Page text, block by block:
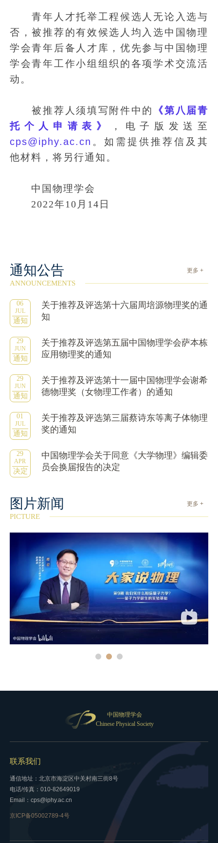
青年人才托举工程候选人无论入选与
否，被推荐的有效候选人均入选中国物理
学会青年后备人才库，优先参与中国物理
学会青年工作小组组织的各项学术交流活
动。
被推荐人须填写附件中的
《第八届青
托个人申请表》
，电子版发送至
cps@iphy.ac.cn 。如需提供推荐信及其
他材料，将另行通知。
中国物理学会
2022年10月14日
通知公告 更多 +
ANNOUNCEMENTS
06
JUL
通知
关于推荐及评选第十六届周培源物理奖的通
知
29
JUN
通知
关于推荐及评选第五届中国物理学会萨本栋
应用物理奖的通知
29
JUN
通知
关于推荐及评选第十一届中国物理学会谢希
德物理奖（女物理工作者）的通知
01
JUL
通知
关于推荐及评选第三届蔡诗东等离子体物理
奖的通知
29
APR
决定
中国物理学会关于同意《大学物理》编辑委
员会换届报告的决定
更多 +
图片新闻
PICTURE
中国物理学会
Chinese Physical Society
联系我们
通信地址：北京市海淀区中关村南三街8号
电话/传真：010-82649019
Email：cps@iphy.ac.cn
京ICP备05002789-4号